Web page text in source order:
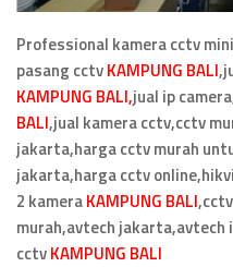
Professional kamera cctv
pasang cctvKAMPUNG BALI
KAMPUNG BALI,jual ip
BALI,jual kamera cctv,cctv
jakarta,harga cctv murah
jakarta,harga cctv
2 kameraKAMPUNG BALI
murah,avtech jakarta,avtech
cctvKAMPUNG BALI